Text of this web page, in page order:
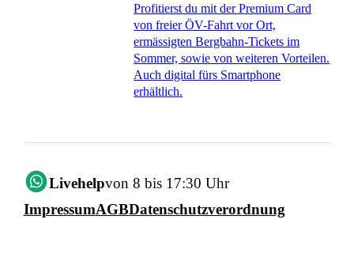
Profitierst du mit der Premium Card
von freier ÖV-Fahrt vor Ort,
ermässigten Bergbahn-Tickets im
Sommer, sowie von weiteren Vorteilen.
Auch digital fürs Smartphone
erhältlich.
Livehelpvon 8 bis 17:30 Uhr
ImpressumAGBDatenschutzverordnung